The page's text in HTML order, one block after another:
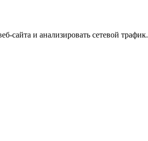
сайта и анализировать сетевой трафик.